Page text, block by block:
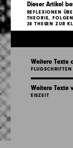
Dieser Artikel
REFLEXIONEN
THEORIE, FOLGEN
28 THESEN ZUR
Weitere Texte
FLUGSCHRIFTEN
Weitere Texte
EISZEIT